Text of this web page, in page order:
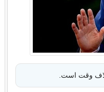
وقت است.